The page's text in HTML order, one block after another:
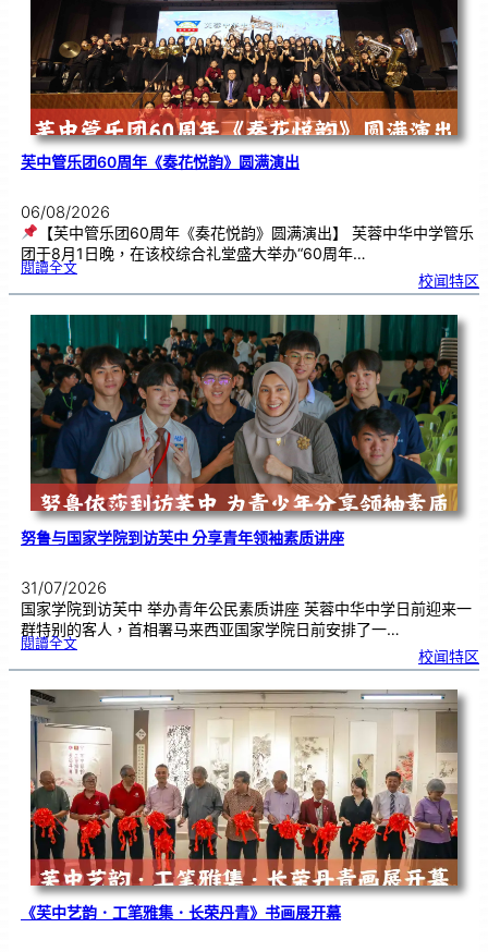
芙中管乐团60周年《奏花悦韵》圆满演出
06/08/2026
【芙中管乐团60周年《奏花悦韵》圆满演出】 芙蓉中华中学管乐
团于8月1日晚，在该校综合礼堂盛大举办“60周年…
閱讀全文:芙
管
乐
6
0
《
奏
花
悦
韵
》
圆
满
演
出
校闻特区
努鲁与国家学院到访芙中 分享青年领袖素质讲座
31/07/2026
国家学院到访芙中 举办青年公民素质讲座 芙蓉中华中学日前迎来一
群特别的客人，首相署马来西亚国家学院日前安排了一…
閱讀全文:努
国
学
院
到
访
中
分
享
青
年
领
袖
素
质
讲
座
校闻特区
《芙中艺韵．工笔雅集．长荣丹青》书画展开幕